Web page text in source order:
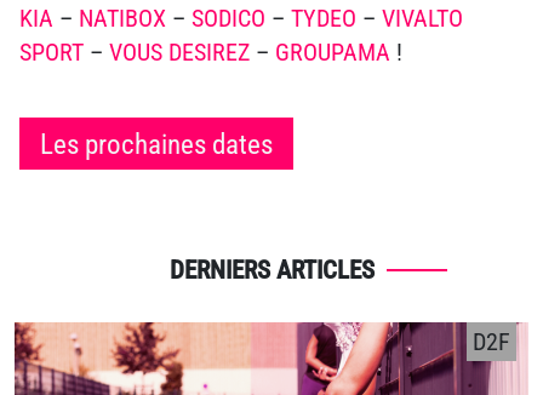
KIA – NATIBOX – SODICO – TYDEO – VIVALTO
SPORT – VOUS DESIREZ – GROUPAMA !
Les prochaines dates
DERNIERS ARTICLES
D2F